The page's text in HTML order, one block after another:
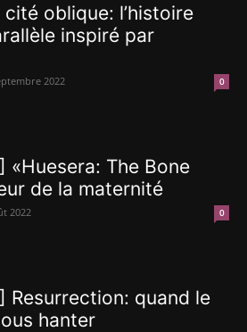
oblique: l’histoire
inspiré par
2022 0
«Huesera: The Bone
de la maternité
2022 0
Resurrection: quand le
hanter